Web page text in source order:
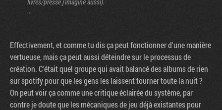
...
Effectivement, et comme tu dis ça peut fonctionner d'une manière
vertueuse, mais ça peut aussi déteindre sur le processus de
création. C'était quel groupe qui avait balancé des albums de rien
sur spotify pour que les gens les laissent tourner toute la nuit ?
On peut voir ça comme une critique éclairée du système, par
contre je doute que les mécaniques de jeu déjà existantes pour